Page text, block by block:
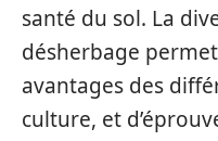
santé du sol. La
désherbage
avantages des
culture, et